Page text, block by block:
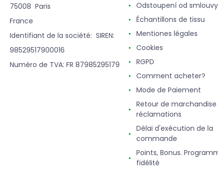
75008 Paris
France
Identifiant de la société: SIREN:
98529517900016
Numéro de TVA: FR 87985295179
Odstoupení od smlouvy
Échantillons de tissu
Mentiones légales
Cookies
RGPD
Comment acheter?
Mode de Paiement
Retour de
réclamations
Délai d'exécution de la
commande
Points, Bonus.
fidélité